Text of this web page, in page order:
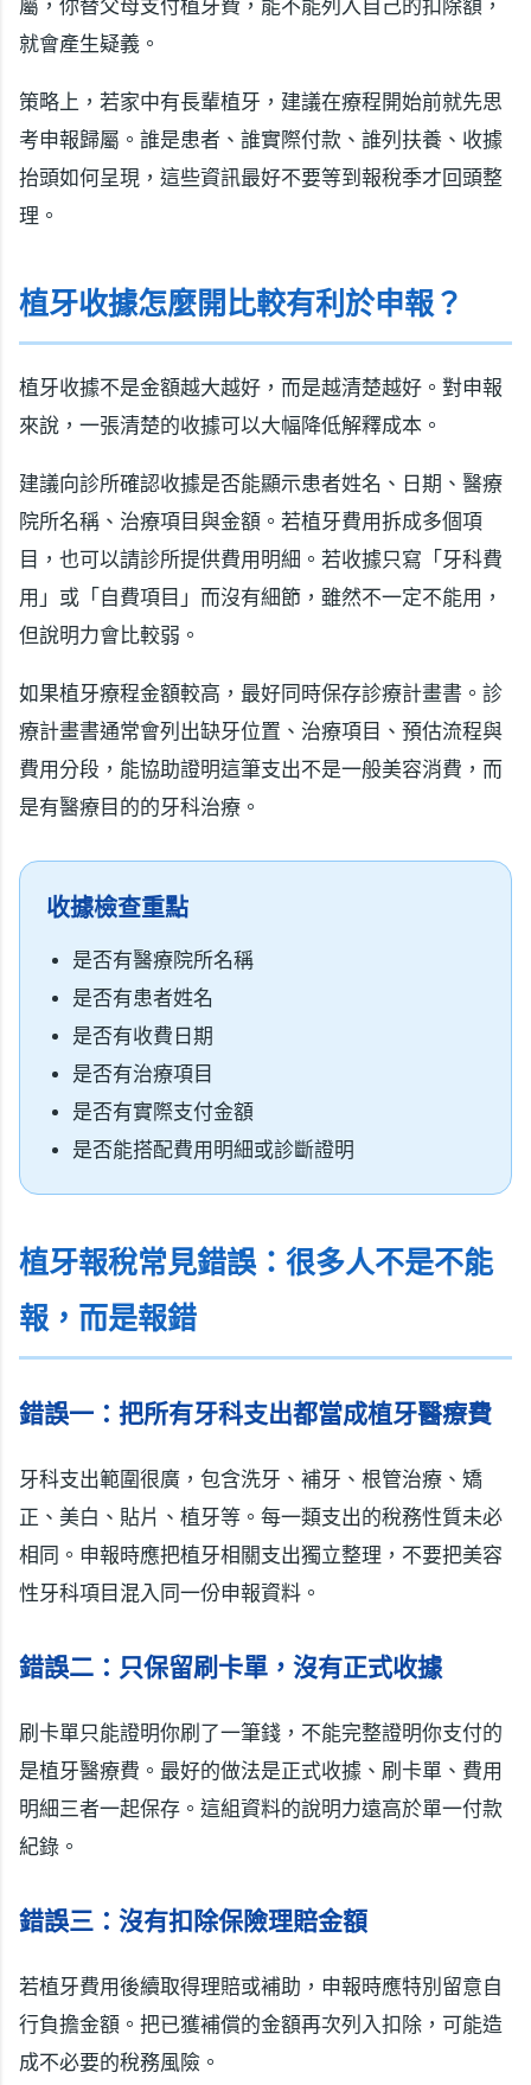
屬，你替父母支付植牙費，能不能列入自己的扣除額，
就會產生疑義。
策略上，若家中有長輩植牙，建議在療程開始前就先思
考申報歸屬。誰是患者、誰實際付款、誰列扶養、收據
抬頭如何呈現，這些資訊最好不要等到報稅季才回頭整
理。
植牙收據怎麼開比較有利於申報？
植牙收據不是金額越大越好，而是越清楚越好。對申報
來說，一張清楚的收據可以大幅降低解釋成本。
建議向診所確認收據是否能顯示患者姓名、日期、醫療
院所名稱、治療項目與金額。若植牙費用拆成多個項
目，也可以請診所提供費用明細。若收據只寫「牙科費
用」或「自費項目」而沒有細節，雖然不一定不能用，
但說明力會比較弱。
如果植牙療程金額較高，最好同時保存診療計畫書。診
療計畫書通常會列出缺牙位置、治療項目、預估流程與
費用分段，能協助證明這筆支出不是一般美容消費，而
是有醫療目的的牙科治療。
收據檢查重點
是否有醫療院所名稱
是否有患者姓名
是否有收費日期
是否有治療項目
是否有實際支付金額
是否能搭配費用明細或診斷證明
植牙報稅常見錯誤：很多人不是不能
報，而是報錯
錯誤一：把所有牙科支出都當成植牙醫療費
牙科支出範圍很廣，包含洗牙、補牙、根管治療、矯
正、美白、貼片、植牙等。每一類支出的稅務性質未必
相同。申報時應把植牙相關支出獨立整理，不要把美容
性牙科項目混入同一份申報資料。
錯誤二：只保留刷卡單，沒有正式收據
刷卡單只能證明你刷了一筆錢，不能完整證明你支付的
是植牙醫療費。最好的做法是正式收據、刷卡單、費用
明細三者一起保存。這組資料的說明力遠高於單一付款
紀錄。
錯誤三：沒有扣除保險理賠金額
若植牙費用後續取得理賠或補助，申報時應特別留意自
行負擔金額。把已獲補償的金額再次列入扣除，可能造
成不必要的稅務風險。